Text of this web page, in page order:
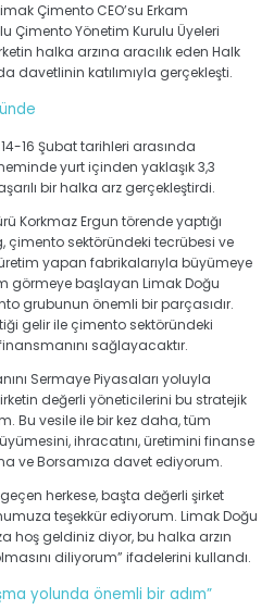
Çimento CEO’su Erkam
Çimento Yönetim Kurulu Üyeleri
halka arzına aracılık eden Halk
davetlinin katılımıyla gerçekleşti.
16 Şubat tarihleri arasında
yurt içinden yaklaşık 3,3
bir halka arz gerçekleştirdi.
Korkmaz Ergun törende yaptığı
çimento sektöründeki tecrübesi ve
yapan fabrikalarıyla büyümeye
görmeye başlayan Limak Doğu
grubunun önemli bir parçasıdır.
gelir ile çimento sektöründeki
sağlayacaktır.
Sermaye Piyasaları yoluyla
değerli yöneticilerini bu stratejik
Bu vesile ile bir kez daha, tüm
ihracatını, üretimini finanse
ve Borsamıza davet ediyorum.
herkese, başta değerli şirket
teşekkür ediyorum. Limak Doğu
hoş geldiniz diyor, bu halka arzın
diliyorum” ifadelerini kullandı.
yolunda önemli bir adım”